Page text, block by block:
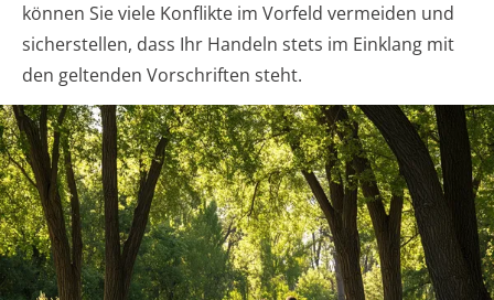
können Sie viele Konflikte im Vorfeld vermeiden und
sicherstellen, dass Ihr Handeln stets im Einklang mit
den geltenden Vorschriften steht.